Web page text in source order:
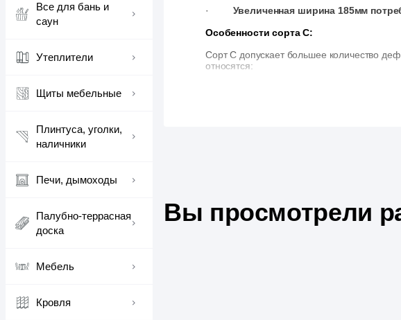
Все для бань и
саун
Утеплители
Щиты мебельные
Плинтуса, уголки,
наличники
Печи, дымоходы
Палубно-террасная
доска
Мебель
Кровля
· Увеличенная ширина 185мм
Особенности сорта С:
Сорт С допускает большее количество
относятся:
- возможно
·Наружная обшивка домов, террас,
Вы просмотрели